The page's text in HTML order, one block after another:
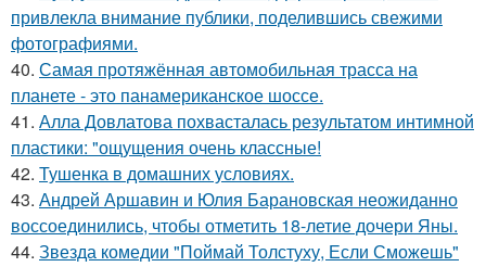
привлекла внимание публики, поделившись свежими
фотографиями.
40. Самая протяжённая автомобильная трасса на
планете - это панамериканское шоссе.
41. Алла Довлатова похвасталась результатом интимной
пластики: "ощущения очень классные!
42. Тушенка в домашних условиях.
43. Андрей Аршавин и Юлия Барановская неожиданно
воссоединились, чтобы отметить 18-летие дочери Яны.
44. Звезда комедии "Поймай Толстуху, Если Сможешь"